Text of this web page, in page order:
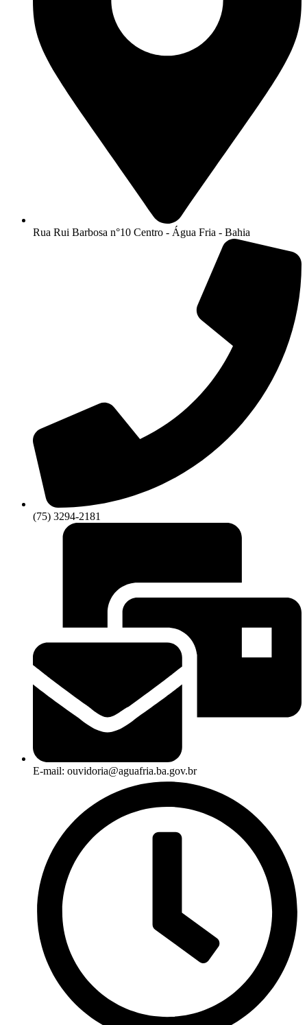
Rua Rui Barbosa n°10 Centro - Água Fria - Bahia
(75) 3294-2181
E-mail: ouvidoria@aguafria.ba.gov.br